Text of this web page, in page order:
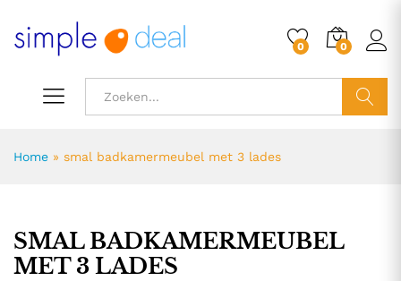
0 0
Home » smal badkamermeubel met 3 lades
SMAL BADKAMERMEUBEL
MET 3 LADES